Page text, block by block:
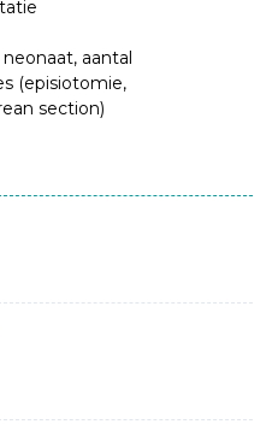
aantal
(episiotomie,
section)